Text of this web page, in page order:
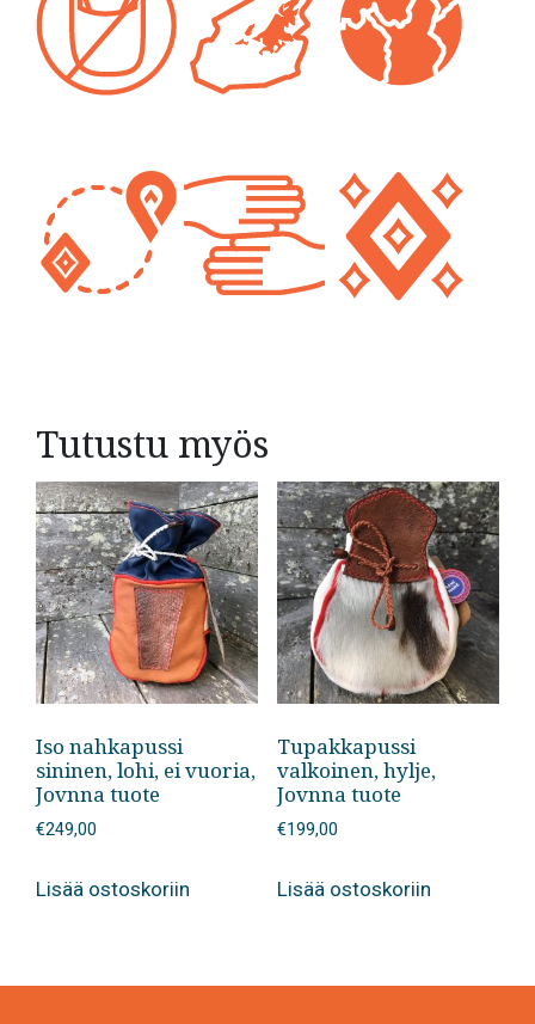
Tutustu myös
Iso nahkapussi
sininen, lohi, ei vuoria,
Jovnna tuote
€249,00
Lisää ostoskoriin
Tupakkapussi
valkoinen, hylje,
Jovnna tuote
€199,00
Lisää ostoskoriin